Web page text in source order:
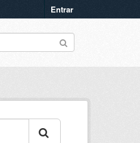
Entrar